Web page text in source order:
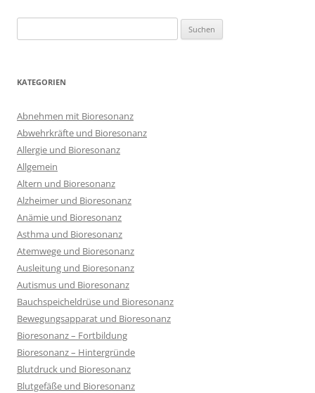
nach:
KATEGORIEN
Abnehmen mit Bioresonanz
Abwehrkräfte und Bioresonanz
Allergie und Bioresonanz
Allgemein
Altern und Bioresonanz
Alzheimer und Bioresonanz
Anämie und Bioresonanz
Asthma und Bioresonanz
Atemwege und Bioresonanz
Ausleitung und Bioresonanz
Autismus und Bioresonanz
Bauchspeicheldrüse und Bioresonanz
Bewegungsapparat und Bioresonanz
Bioresonanz – Fortbildung
Bioresonanz – Hintergründe
Blutdruck und Bioresonanz
Blutgefäße und Bioresonanz